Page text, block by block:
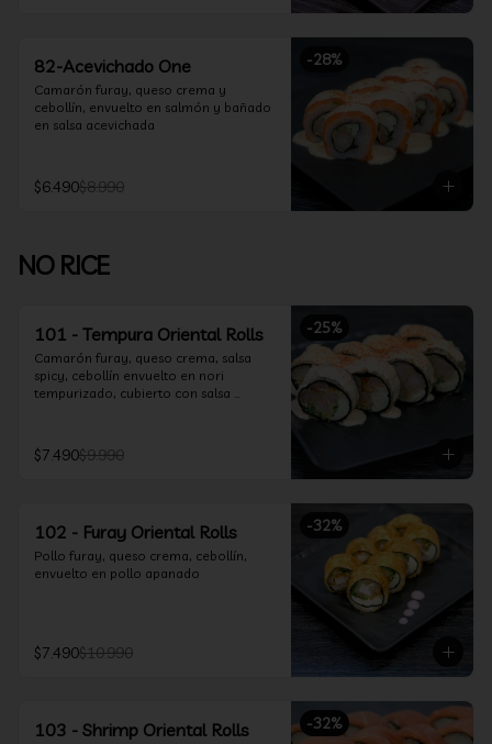
-28%
82-Acevichado One
Camarón furay, queso crema y
cebollín, envuelto en salmón y bañado
en salsa acevichada
$6.490$8.990
NO RICE
-25%
101 - Tempura Oriental Rolls
Camarón furay, queso crema, salsa
spicy, cebollín envuelto en nori
tempurizado, cubierto con salsa
$7.490$9.990
-32%
102 - Furay Oriental Rolls
Pollo furay, queso crema, cebollín,
envuelto en pollo apanado
$7.490$10.990
-32%
103 - Shrimp Oriental Rolls